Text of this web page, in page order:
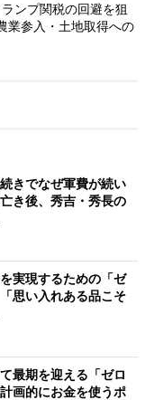
ンプ関税の回避を狙
業参入・土地取得への
きでなぜ軍費が続い
き後、秀吉・秀長の
実現するための「ゼ
思い入れある品こそ
最期を迎える「ゼロ
画的にお金を使うポ